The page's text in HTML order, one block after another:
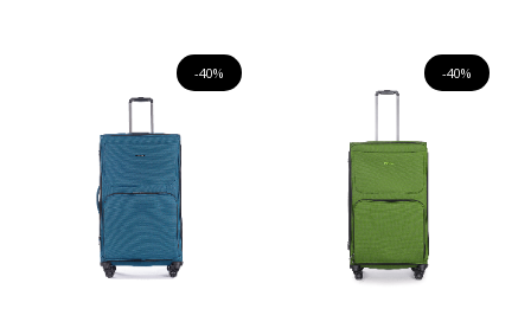
-40% -40%